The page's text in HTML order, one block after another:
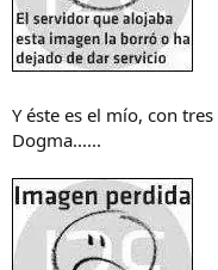
Y éste es el mío, con
Dogma......